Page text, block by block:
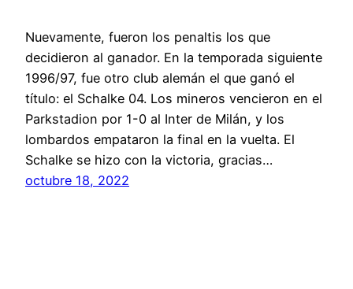
Nuevamente, fueron los penaltis los que
decidieron al ganador. En la temporada siguiente
1996/97, fue otro club alemán el que ganó el
título: el Schalke 04. Los mineros vencieron en el
Parkstadion por 1-0 al Inter de Milán, y los
lombardos empataron la final en la vuelta. El
Schalke se hizo con la victoria, gracias…
octubre 18, 2022